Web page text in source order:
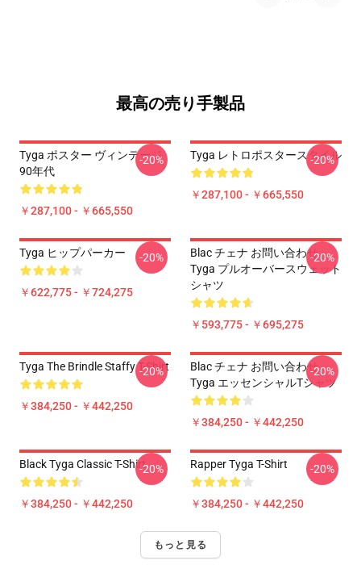
最高の売り手製品
Tyga ポスター ヴィンテージ
90年代
￥287,100 - ￥665,550
-20% Tyga レトロポスタースタイル
￥287,100 - ￥665,550
-20%
Tyga ヒップパーカー
￥622,775 - ￥724,275
-20%
Blac チェナ お問い合わせ
Tyga プルオーバースウェット
シャツ
￥593,775 - ￥695,275
-20%
Tyga The Brindle Staffy T-Shirt
￥384,250 - ￥442,250
-20%
Blac チェナ お問い合わせ
Tyga エッセンシャルTシャツ
￥384,250 - ￥442,250
-20%
Black Tyga Classic T-Shirt
￥384,250 - ￥442,250
-20% Rapper Tyga T-Shirt
￥384,250 - ￥442,250
-20%
もっと見る